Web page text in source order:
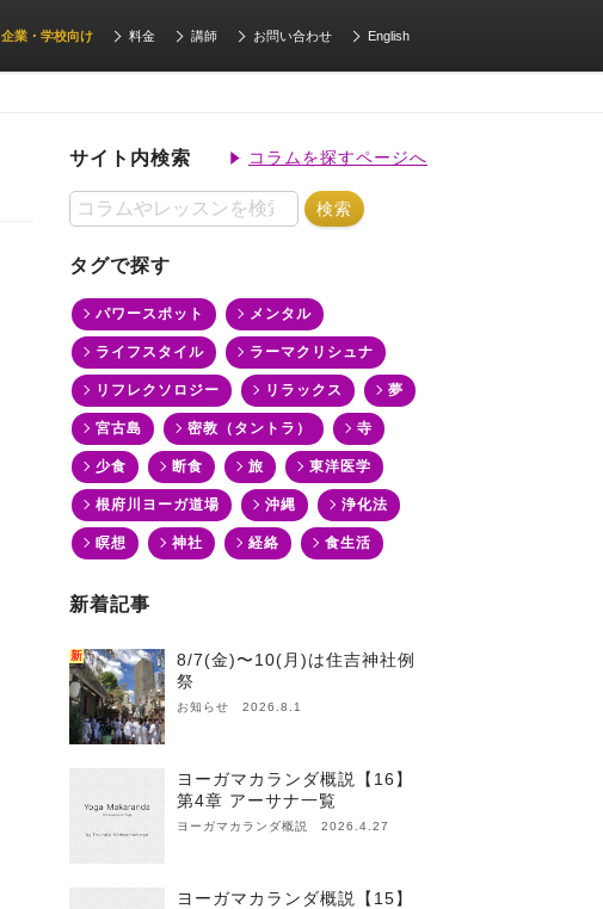
企業・学校向け 料金 講師 お問い合わせ English
サイト内検索 コラムを探すページへ
タグで探す
パワースポット メンタル
ライフスタイル ラーマクリシュナ
リフレクソロジー リラックス 夢
宮古島 密教（タントラ） 寺
少食 断食 旅 東洋医学
根府川ヨーガ道場 沖縄 浄化法
瞑想 神社 経絡 食生活
新着記事
新
8/7(金)〜10(月)は住吉神社例
祭
お知らせ 2026.8.1
ヨーガマカランダ概説【16】
第4章 アーサナ一覧
ヨーガマカランダ概説 2026.4.27
ヨーガマカランダ概説【15】